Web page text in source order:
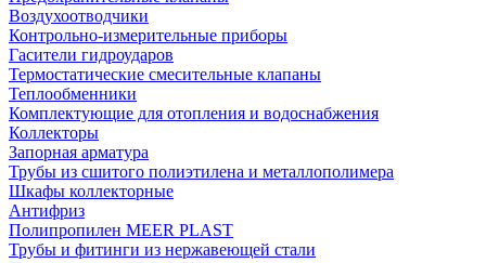
Воздухоотводчики
Контрольно-измерительные приборы
Гасители гидроударов
Термостатические смесительные клапаны
Теплообменники
Комплектующие для отопления и водоснабжения
Коллекторы
Запорная арматура
Трубы из сшитого полиэтилена и металлополимера
Шкафы коллекторные
Антифриз
Полипропилен MEER PLAST
Трубы и фитинги из нержавеющей стали